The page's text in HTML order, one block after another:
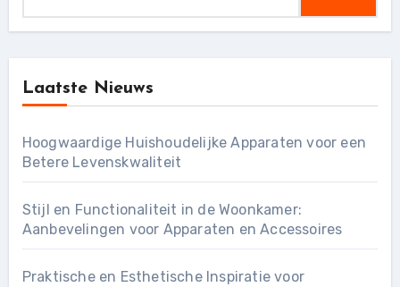
Laatste Nieuws
Hoogwaardige Huishoudelijke Apparaten voor een
Betere Levenskwaliteit
Stijl en Functionaliteit in de Woonkamer:
Aanbevelingen voor Apparaten en Accessoires
Praktische en Esthetische Inspiratie voor